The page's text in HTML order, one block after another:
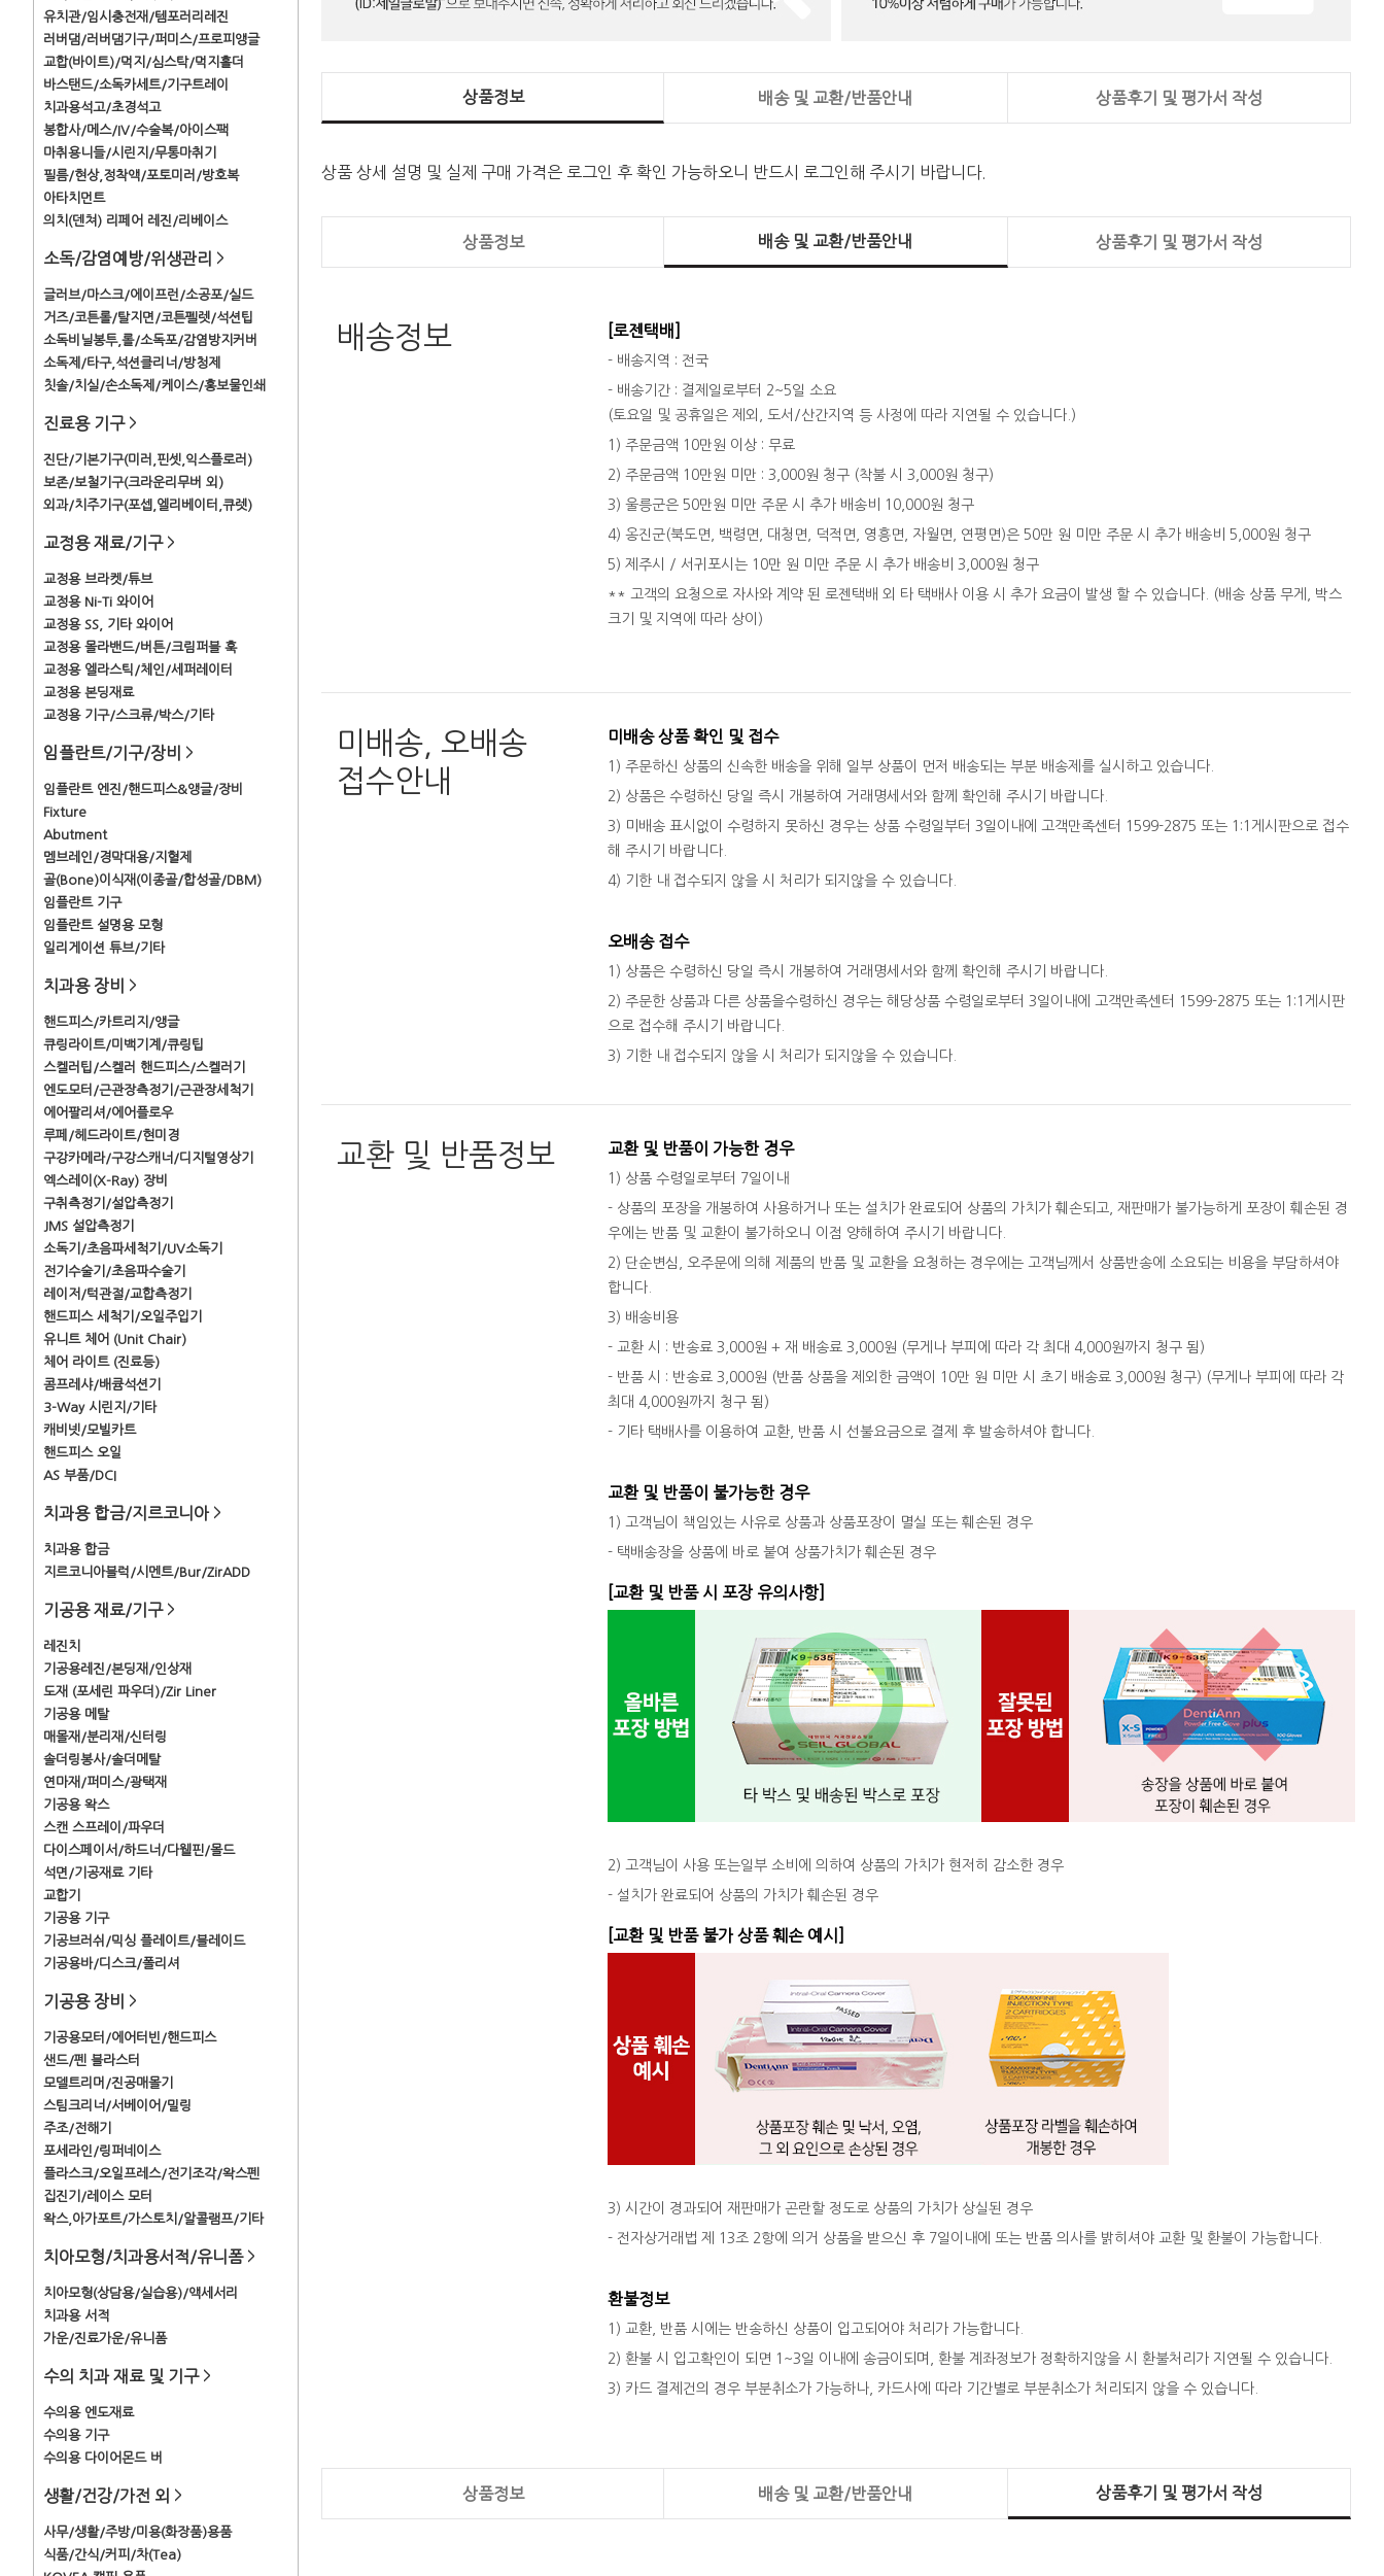
유치관/임시충전재/템포러리레진
러버댐/러버댐기구/퍼미스/프로피앵글
교합(바이트)/먹지/심스탁/먹지홀더
바스탠드/소독카세트/기구트레이
치과용석고/초경석고
봉합사/메스/IV/수술복/아이스팩
마취용니들/시린지/무통마취기
필름/현상,정착액/포토미러/방호복
아타치먼트
의치(덴쳐) 리페어 레진/리베이스
소독/감염예방/위생관리 >
글러브/마스크/에이프런/소공포/실드
거즈/코튼롤/탈지면/코튼펠렛/석션팁
소독비닐봉투,롤/소독포/감염방지커버
소독제/타구,석션클리너/방청제
칫솔/치실/손소독제/케이스/홍보물인쇄
진료용 기구 >
진단/기본기구(미러,핀셋,익스플로러)
보존/보철기구(크라운리무버 외)
외과/치주기구(포셉,엘리베이터,큐렛)
교정용 재료/기구 >
교정용 브라켓/튜브
교정용 Ni-Ti 와이어
교정용 SS, 기타 와이어
교정용 몰라밴드/버튼/크림퍼블 훅
교정용 엘라스틱/체인/세퍼레이터
교정용 본딩재료
교정용 기구/스크류/박스/기타
임플란트/기구/장비 >
임플란트 엔진/핸드피스&앵글/장비
Fixture
Abutment
멤브레인/경막대용/지혈제
골(Bone)이식재(이종골/합성골/DBM)
임플란트 기구
임플란트 설명용 모형
일리게이션 튜브/기타
치과용 장비 >
핸드피스/카트리지/앵글
큐링라이트/미백기계/큐링팁
스켈러팁/스켈러 핸드피스/스켈러기
엔도모터/근관장측정기/근관장세척기
에어팔리셔/에어플로우
루페/헤드라이트/현미경
구강카메라/구강스캐너/디지털영상기
엑스레이(X-Ray) 장비
구취측정기/설압측정기
JMS 설압측정기
소독기/초음파세척기/UV소독기
전기수술기/초음파수술기
레이저/턱관절/교합측정기
핸드피스 세척기/오일주입기
유니트 체어 (Unit Chair)
체어 라이트 (진료등)
콤프레샤/배큠석션기
3-Way 시린지/기타
캐비넷/모빌카트
핸드피스 오일
AS 부품/DCI
치과용 합금/지르코니아 >
치과용 합금
지르코니아블럭/시멘트/Bur/ZirADD
기공용 재료/기구 >
레진치
기공용레진/본딩재/인상재
도재 (포세린 파우더)/Zir Liner
기공용 메탈
매몰재/분리재/신터링
솔더링봉사/솔더메탈
연마재/퍼미스/광택재
기공용 왁스
스캔 스프레이/파우더
다이스페이서/하드너/다웰핀/몰드
석면/기공재료 기타
교합기
기공용 기구
기공브러쉬/믹싱 플레이트/블레이드
기공용바/디스크/폴리셔
기공용 장비 >
기공용모터/에어터빈/핸드피스
샌드/펜 블라스터
모델트리머/진공매몰기
스팀크리너/서베이어/밀링
주조/전해기
포세라인/링퍼네이스
플라스크/오일프레스/전기조각/왁스펜
집진기/레이스 모터
왁스,아가포트/가스토치/알콜램프/기타
치아모형/치과용서적/유니폼 >
치아모형(상담용/실습용)/액세서리
치과용 서적
가운/진료가운/유니폼
수의 치과 재료 및 기구 >
수의용 엔도재료
수의용 기구
수의용 다이어몬드 버
생활/건강/가전 외 >
사무/생활/주방/미용(화장품)용품
식품/간식/커피/차(Tea)
상품정보 배송 및 교환/반품안내 상품후기 및 평가서 작성
상품 상세 설명 및 실제 구매 가격은 로그인 후 확인 가능하오니 반드시 로그인해 주시기 바랍니다.
상품정보 배송 및 교환/반품안내 상품후기 및 평가서 작성
배송정보 [로젠택배]
- 배송지역 : 전국
- 배송기간 : 결제일로부터 2~5일 소요
(토요일 및 공휴일은 제외, 도서/산간지역 등 사정에 따라 지연될 수 있습니다.)
1) 주문금액 10만원 이상 : 무료
2) 주문금액 10만원 미만 : 3,000원 청구 (착불 시 3,000원 청구)
3) 울릉군은 50만원 미만 주문 시 추가 배송비 10,000원 청구
4) 옹진군(북도면, 백령면, 대청면, 덕적면, 영흥면, 자월면, 연평면)은 50만 원 미만 주문 시 추가 배송비 5,000원 청구
5) 제주시 / 서귀포시는 10만 원 미만 주문 시 추가 배송비 3,000원 청구
** 고객의 요청으로 자사와 계약 된 로젠택배 외 타 택배사 이용 시 추가 요금이 발생 할 수 있습니다. (배송 상품 무게, 박스
크기 및 지역에 따라 상이)
미배송, 오배송
접수안내
미배송 상품 확인 및 접수
1) 주문하신 상품의 신속한 배송을 위해 일부 상품이 먼저 배송되는 부분 배송제를 실시하고 있습니다.
2) 상품은 수령하신 당일 즉시 개봉하여 거래명세서와 함께 확인해 주시기 바랍니다.
3) 미배송 표시없이 수령하지 못하신 경우는 상품 수령일부터 3일이내에 고객만족센터 1599-2875 또는 1:1게시판으로 접수
해 주시기 바랍니다.
4) 기한 내 접수되지 않을 시 처리가 되지않을 수 있습니다.
오배송 접수
1) 상품은 수령하신 당일 즉시 개봉하여 거래명세서와 함께 확인해 주시기 바랍니다.
2) 주문한 상품과 다른 상품을수령하신 경우는 해당상품 수령일로부터 3일이내에 고객만족센터 1599-2875 또는 1:1게시판
으로 접수해 주시기 바랍니다.
3) 기한 내 접수되지 않을 시 처리가 되지않을 수 있습니다.
교환 및 반품정보 교환 및 반품이 가능한 경우
1) 상품 수령일로부터 7일이내
- 상품의 포장을 개봉하여 사용하거나 또는 설치가 완료되어 상품의 가치가 훼손되고, 재판매가 불가능하게 포장이 훼손된 경
우에는 반품 및 교환이 불가하오니 이점 양해하여 주시기 바랍니다.
2) 단순변심, 오주문에 의해 제품의 반품 및 교환을 요청하는 경우에는 고객님께서 상품반송에 소요되는 비용을 부담하셔야
합니다.
3) 배송비용
- 교환 시 : 반송료 3,000원 + 재 배송료 3,000원 (무게나 부피에 따라 각 최대 4,000원까지 청구 됨)
- 반품 시 : 반송료 3,000원 (반품 상품을 제외한 금액이 10만 원 미만 시 초기 배송료 3,000원 청구) (무게나 부피에 따라 각
최대 4,000원까지 청구 됨)
- 기타 택배사를 이용하여 교환, 반품 시 선불요금으로 결제 후 발송하셔야 합니다.
교환 및 반품이 불가능한 경우
1) 고객님이 책임있는 사유로 상품과 상품포장이 멸실 또는 훼손된 경우
- 택배송장을 상품에 바로 붙여 상품가치가 훼손된 경우
[교환 및 반품 시 포장 유의사항]
2) 고객님이 사용 또는일부 소비에 의하여 상품의 가치가 현저히 감소한 경우
- 설치가 완료되어 상품의 가치가 훼손된 경우
[교환 및 반품 불가 상품 훼손 예시]
3) 시간이 경과되어 재판매가 곤란할 정도로 상품의 가치가 상실된 경우
- 전자상거래법 제 13조 2항에 의거 상품을 받으신 후 7일이내에 또는 반품 의사를 밝히셔야 교환 및 환불이 가능합니다.
환불정보
1) 교환, 반품 시에는 반송하신 상품이 입고되어야 처리가 가능합니다.
2) 환불 시 입고확인이 되면 1~3일 이내에 송금이되며, 환불 계좌정보가 정확하지않을 시 환불처리가 지연될 수 있습니다.
3) 카드 결제건의 경우 부분취소가 가능하나, 카드사에 따라 기간별로 부분취소가 처리되지 않을 수 있습니다.
상품정보 배송 및 교환/반품안내 상품후기 및 평가서 작성